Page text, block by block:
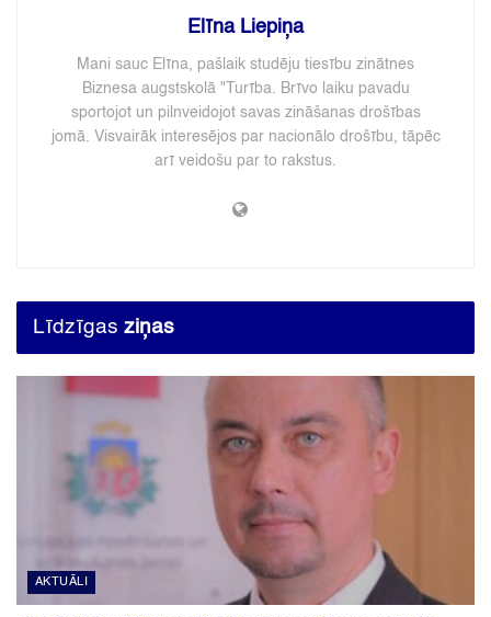
Elīna Liepiņa
Mani sauc Elīna, pašlaik studēju tiesību zinātnes
Biznesa augstskolā "Turība. Brīvo laiku pavadu
sportojot un pilnveidojot savas zināšanas drošības
jomā. Visvairāk interesējos par nacionālo drošību, tāpēc
arī veidošu par to rakstus.
Līdzīgas ziņas
AKTUĀLI